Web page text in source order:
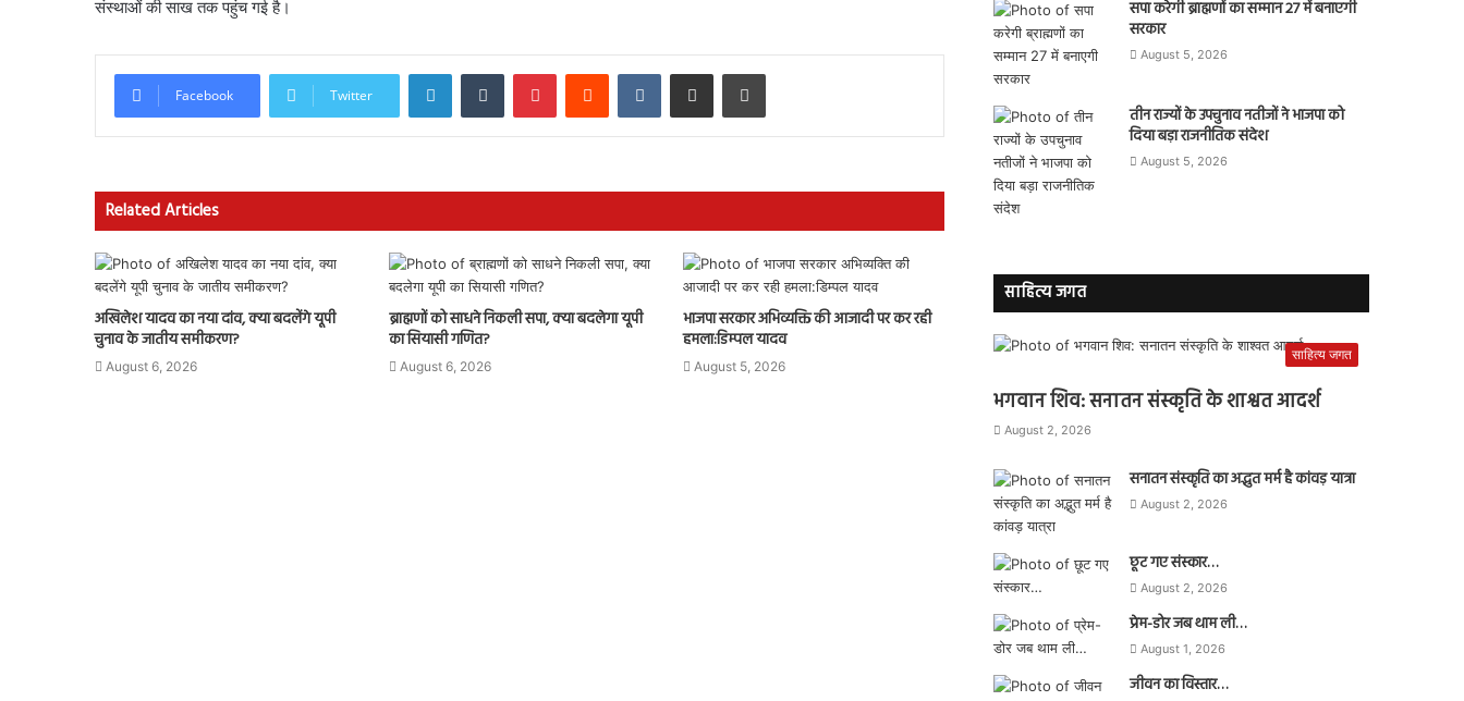
संस्थाओं की साख तक पहुंच गई है।
Facebook Twitter
LinkedInTumblr PinterestReddit VKontakteShare via Email Print
Related Articles
अखिलेश यादव का नया दांव, क्या बदलेंगे यूपी
चुनाव के जातीय समीकरण?
August 6, 2026
ब्राह्मणों को साधने निकली सपा, क्या बदलेगा यूपी
का सियासी गणित?
August 6, 2026
भाजपा सरकार अभिव्यक्ति की आजादी पर कर रही
हमला:डिम्पल यादव
August 5, 2026
सपा करेगी ब्राह्मणों का सम्मान 27 में बनाएगी
सरकार
August 5, 2026
तीन राज्यों के उपचुनाव नतीजों ने भाजपा को
दिया बड़ा राजनीतिक संदेश
August 5, 2026
साहित्य जगत
साहित्य जगत
भगवान शिव: सनातन संस्कृति के शाश्वत आदर्श
August 2, 2026
सनातन संस्कृति का अद्भुत मर्म है कांवड़ यात्रा
August 2, 2026
छूट गए संस्कार…
August 2, 2026
प्रेम-डोर जब थाम ली…
August 1, 2026
जीवन का विस्तार…